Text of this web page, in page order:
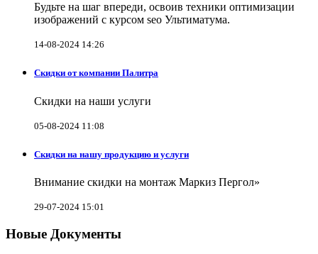
Будьте на шаг впереди, освоив техники оптимизации
изображений с курсом seo Ультиматума.
14-08-2024 14:26
Скидки от компании Палитра
Скидки на наши услуги
05-08-2024 11:08
Скидки на нашу продукцию и услуги
Внимание скидки на монтаж Маркиз Пергол»
29-07-2024 15:01
Новые Документы